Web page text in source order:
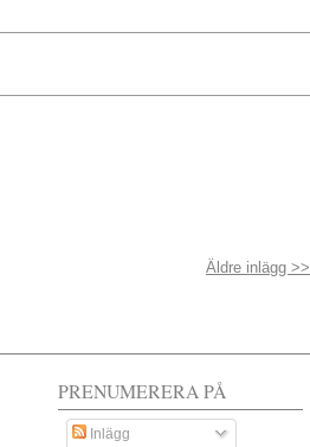
Äldre inlägg >>
PRENUMERERA PÅ
Inlägg